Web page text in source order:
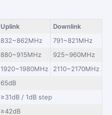
Uplink
Downlink
832~862MHz
791~821MHz
880~915MHz
925~960MHz
1920~1980MHz
2110~2170MHz
65dB
≥31dB / 1dB step
≥42dB